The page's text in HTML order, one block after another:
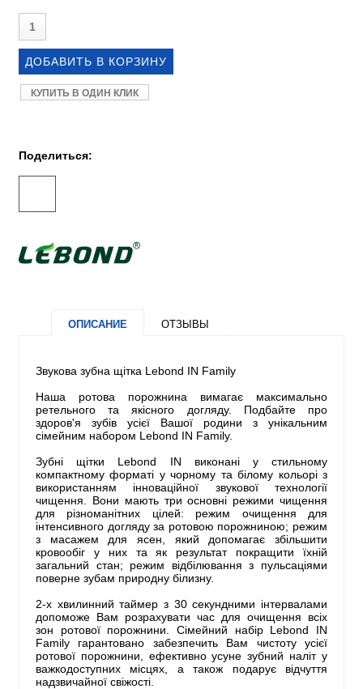
КУПИТЬ В ОДИН КЛИК
Поделиться:
ОПИСАНИЕ ОТЗЫВЫ
Звукова зубна щітка Lebond IN Family
Наша ротова порожнина вимагає максимально
ретельного та якісного догляду. Подбайте про
здоров'я зубів усієї Вашої родини з унікальним
сімейним набором Lebond IN Family.
Зубні щітки Lebond IN виконані у стильному
компактному форматі у чорному та білому кольорі з
використанням інноваційної звукової технології
чищення. Вони мають три основні режими чищення
для різноманітних цілей: режим очищення для
інтенсивного догляду за ротовою порожниною; режим
з масажем для ясен, який допомагає збільшити
кровообіг у них та як результат покращити їхній
загальний стан; режим відбілювання з пульсаціями
поверне зубам природну білизну.
2-х хвилинний таймер з 30 секундними інтервалами
допоможе Вам розрахувати час для очищення всіх
зон ротової порожнини. Сімейний набір Lebond IN
Family гарантовано забезпечить Вам чистоту усієї
ротової порожнини, ефективно усуне зубний наліт у
важкодоступних місцях, а також подарує відчуття
надзвичайної свіжості.